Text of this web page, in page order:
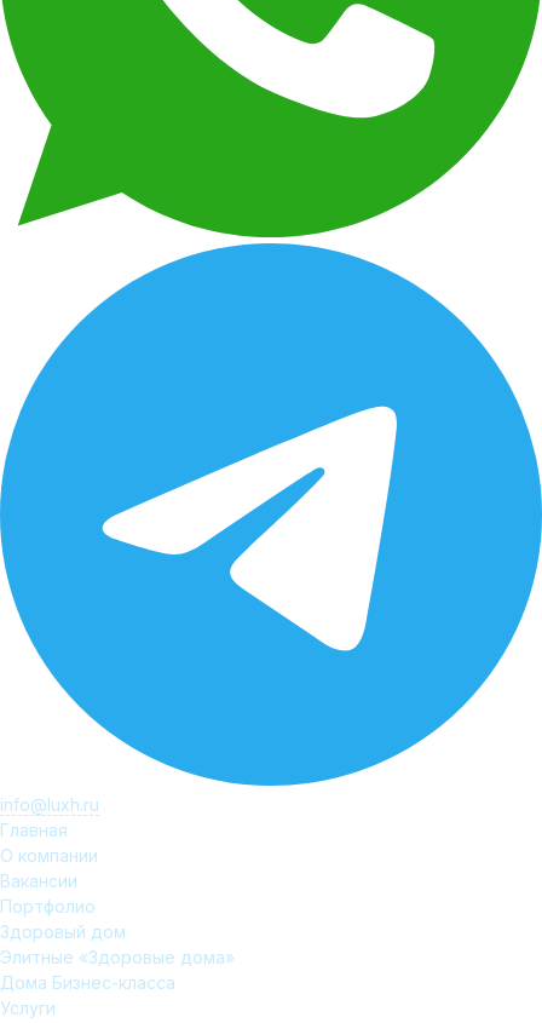
info@luxh.ru
Главная
О компании
Вакансии
Портфолио
Здоровый дом
Элитные «Здоровые дома»
Дома Бизнес-класса
Услуги